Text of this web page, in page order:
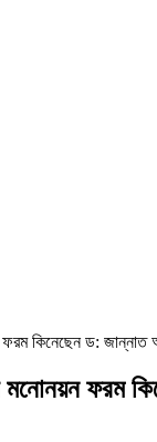
কিনেছেন ড: জান্নাত
ফরম